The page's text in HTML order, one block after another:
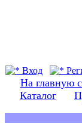
Вход
На главную
Каталог